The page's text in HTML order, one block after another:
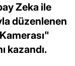
Zeka ile
düzenlenen
kazandı.